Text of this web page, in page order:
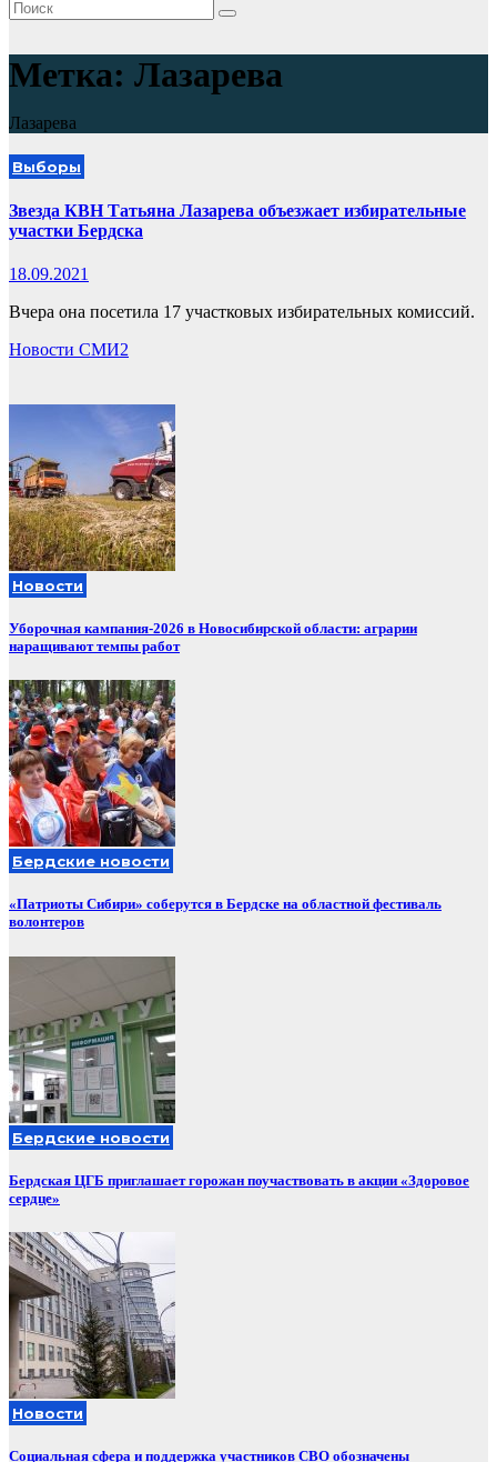
Метка: Лазарева
Лазарева
Выборы
Звезда КВН Татьяна Лазарева объезжает избирательные
участки Бердска
18.09.2021
Вчера она посетила 17 участковых избирательных комиссий.
Новости СМИ2
Новости
Уборочная кампания‑2026 в Новосибирской области: аграрии
наращивают темпы работ
Бердские новости
«Патриоты Сибири» соберутся в Бердске на областной фестиваль
волонтеров
Бердские новости
Бердская ЦГБ приглашает горожан поучаствовать в акции «Здоровое
сердце»
Новости
Социальная сфера и поддержка участников СВО обозначены